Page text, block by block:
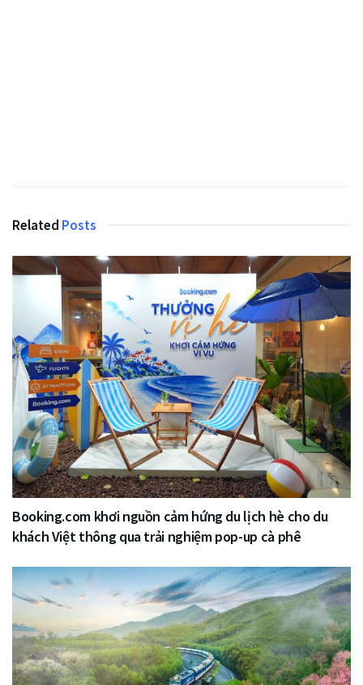
Related Posts
Booking.com khơi nguồn cảm hứng du lịch hè cho du
khách Việt thông qua trải nghiệm pop-up cà phê